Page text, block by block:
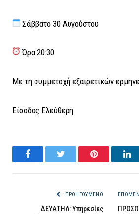
Σάββατο 30 Αυγούστου
Ώρα 20:30
Με τη συμμετοχή εξαιρετικών
Είσοδος Ελεύθερη
FacebookTwitter Pinterest
ΠΡΟΗΓΟΎΜΕΝΟ
ΔΕΥΑΤΗΛ: Υπηρεσίες